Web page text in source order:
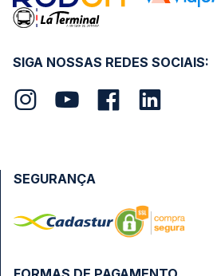
SIGA NOSSAS REDES SOCIAIS:
SEGURANÇA